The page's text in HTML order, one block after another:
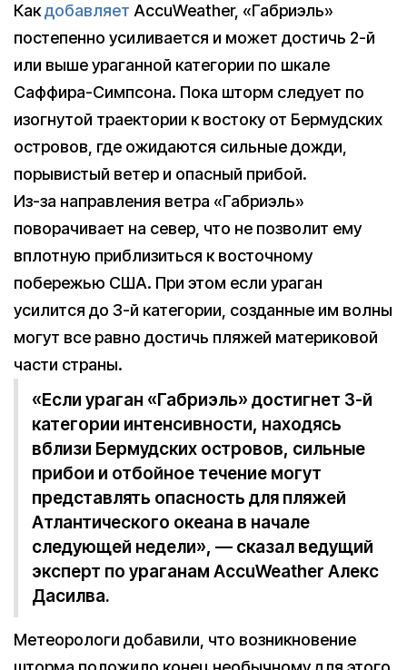
Какдобавляет AccuWeather, «Габриэль»
постепенно усиливается и может достичь 2-й
или выше ураганной категории по шкале
Саффира-Симпсона. Пока шторм следует по
изогнутой траектории к востоку от Бермудских
островов, где ожидаются сильные дожди,
порывистый ветер и опасный прибой.
Из-за направления ветра «Габриэль»
поворачивает на север, что не позволит ему
вплотную приблизиться к восточному
побережью США. При этом если ураган
усилится до 3-й категории, созданные им волны
могут все равно достичь пляжей материковой
части страны.
«Если ураган «Габриэль» достигнет 3-й
категории интенсивности, находясь
вблизи Бермудских островов, сильные
прибои и отбойное течение могут
представлять опасность для пляжей
Атлантического океана в начале
следующей недели», — сказал ведущий
эксперт по ураганам AccuWeather Алекс
Дасилва.
Метеорологи добавили, что возникновение